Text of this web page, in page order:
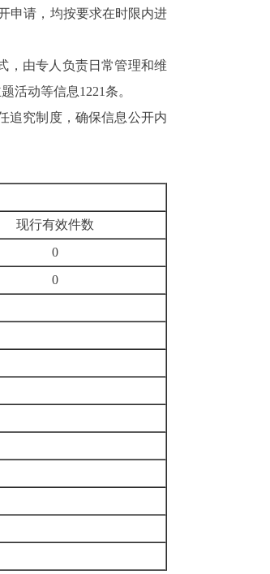
申请，均按要求在时限内进
，由专人负责日常管理和维
活动等信息1221条。
追究制度，确保信息公开内
现行有效件数
0
0